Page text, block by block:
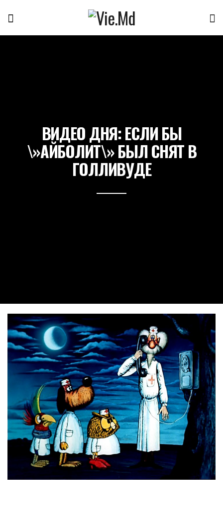
ВИДЕО ДНЯ: ЕСЛИ БЫ
\»АЙБОЛИТ\» БЫЛ СНЯТ В
ГОЛЛИВУДЕ